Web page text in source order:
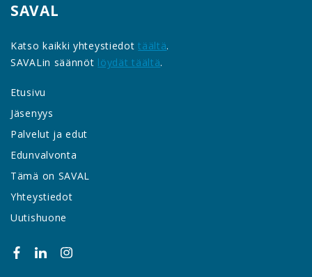
SAVAL
Katso kaikki yhteystiedottäältä.
SAVALin säännöt löydät täältä.
Etusivu
Jäsenyys
Palvelut ja edut
Edunvalvonta
Tämä on SAVAL
Yhteystiedot
Uutishuone